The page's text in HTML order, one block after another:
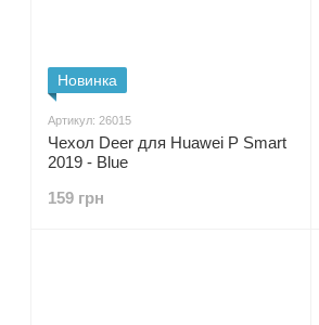
Новинка
Артикул: 26015
Чехол Deer для Huawei P Smart
2019 - Blue
159 грн